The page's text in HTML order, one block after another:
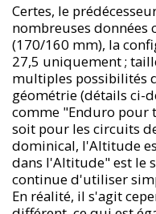
Certes, le
nombreuses données
(170/160 mm), la
27,5 uniquement ;
multiples possibilités
géométrie (détails ci-
comme "Enduro pour
soit pour les circuits
dominical, l'Altitude
dans l'Altitude" est le
continue d'utiliser
En réalité, il s'agit